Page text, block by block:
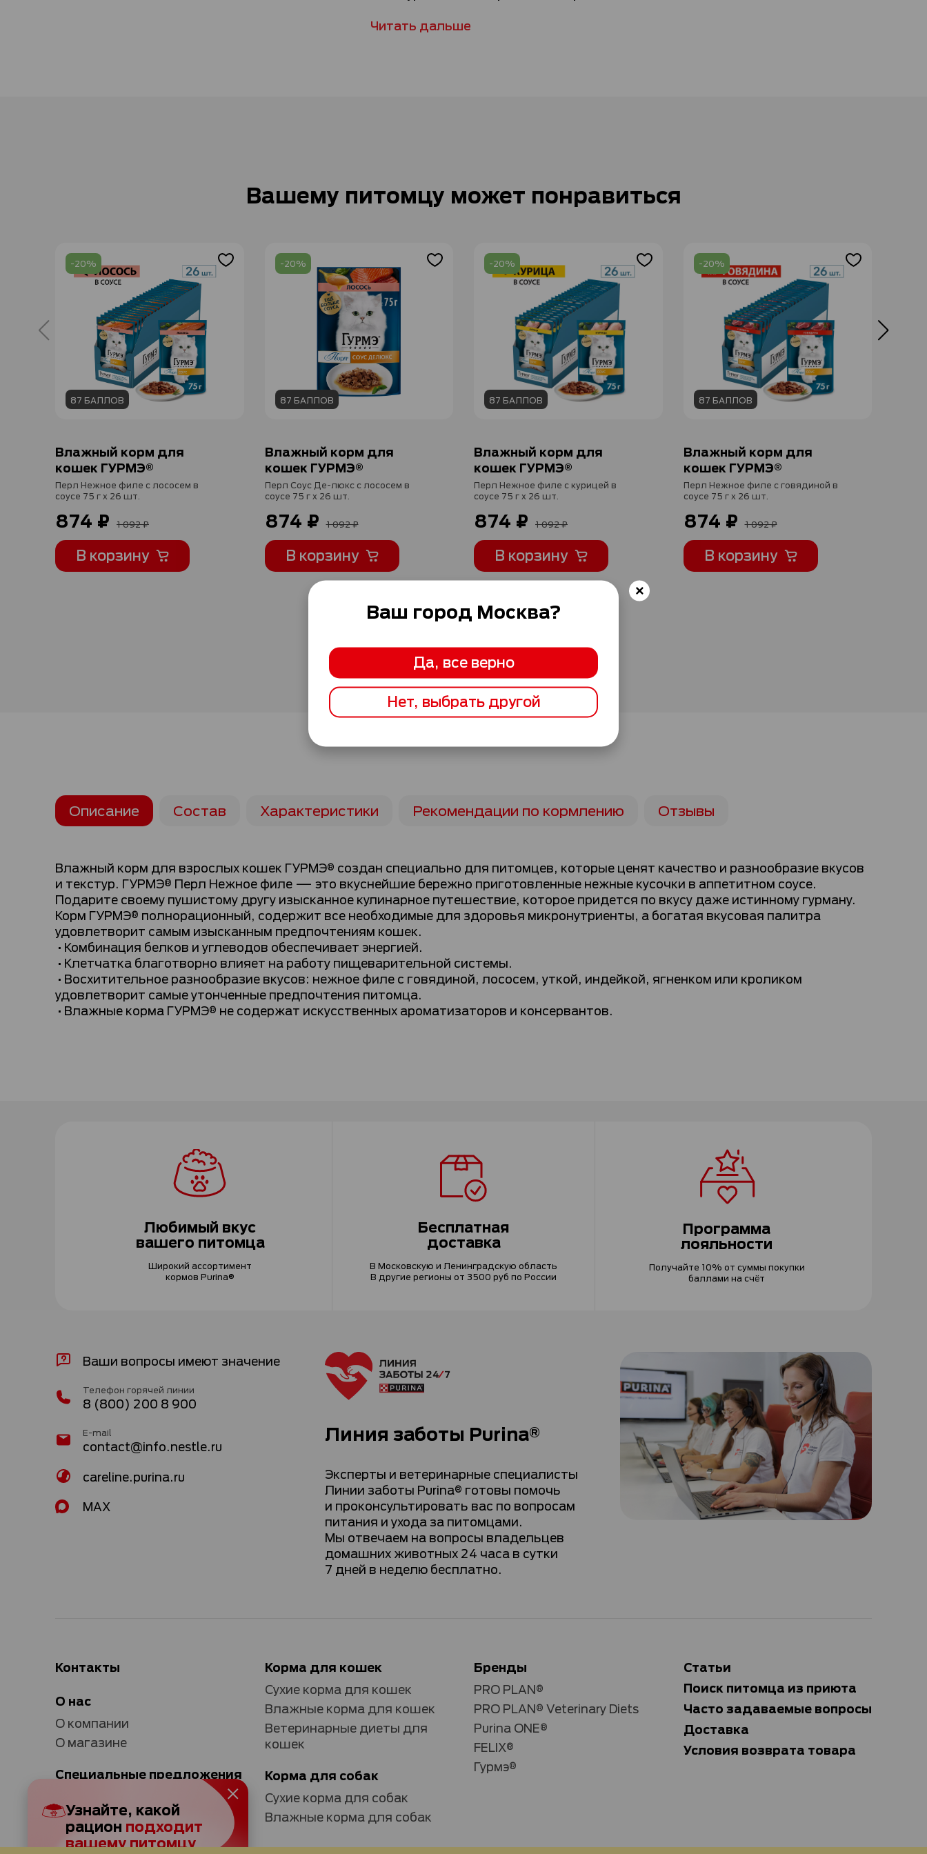
Ваш город Москва?
Да, все верно
Нет, выбрать другой
Узнайте, какой
рацион подходит
вашему питомцу
Читать дальше
Вашему питомцу может понравиться
-20%
87 БАЛЛОВ
Влажный корм для
кошек ГУРМЭ®
Перл Нежное филе с лососем в
соусе 75 г x 26 шт.
874 ₽ 1 092 ₽
В корзину
-20%
87 БАЛЛОВ
Влажный корм для
кошек ГУРМЭ®
Перл Соус Де-люкс с лососем в
соусе 75 г x 26 шт.
874 ₽ 1 092 ₽
В корзину
-20%
87 БАЛЛОВ
Влажный корм для
кошек ГУРМЭ®
Перл Нежное филе с курицей в
соусе 75 г x 26 шт.
874 ₽ 1 092 ₽
В корзину
-20%
87 БАЛЛОВ
Влажный корм для
кошек ГУРМЭ®
Перл Нежное филе с говядиной в
соусе 75 г x 26 шт.
874 ₽ 1 092 ₽
В корзину
Описание
Влажный корм для взрослых кошек ГУРМЭ® создан специально для питомцев, которые ценят качество и разнообразие вкусов
и текстур. ГУРМЭ® Перл Нежное филе — это вкуснейшие бережно приготовленные нежные кусочки в аппетитном соусе.
Подарите своему пушистому другу изысканное кулинарное путешествие, которое придется по вкусу даже истинному гурману.
Корм ГУРМЭ® полнорационный, содержит все необходимые для здоровья микронутриенты, а богатая вкусовая палитра
удовлетворит самым изысканным предпочтениям кошек.
•Комбинация белков и углеводов обеспечивает энергией.
•Клетчатка благотворно влияет на работу пищеварительной системы.
•Восхитительное разнообразие вкусов: нежное филе с говядиной, лососем, уткой, индейкой, ягненком или кроликом
удовлетворит самые утонченные предпочтения питомца.
•Влажные корма ГУРМЭ® не содержат искусственных ароматизаторов и консервантов.
Состав Характеристики Рекомендации по кормлению Отзывы
Любимый вкус
вашего питомца
Широкий ассортимент
кормов Purina®
Бесплатная
доставка
В Московскую и Ленинградскую область
В другие регионы от 3500 руб по России
Программа
лояльности
Получайте 10% от суммы покупки
баллами на счёт
Ваши вопросы имеют значение
Телефон горячей линии
8 (800) 200 8 900
E-mail
contact@info.nestle.ru
careline.purina.ru
MAX
Линия заботы Purina®
Эксперты и ветеринарные специалисты
Линии заботы Purina® готовы помочь
и проконсультировать вас по вопросам
питания и ухода за питомцами.
Мы отвечаем на вопросы владельцев
домашних животных 24 часа в сутки
7 дней в неделю бесплатно.
Контакты
О нас
О компании
О магазине
Специальные предложения
Программа лояльности
Корма для кошек
Сухие корма для кошек
Влажные корма для кошек
Ветеринарные диеты для
кошек
Корма для собак
Сухие корма для собак
Влажные корма для собак
Бренды
PRO PLAN®
PRO PLAN® Veterinary Diets
Purina ONE®
FELIX®
Гурмэ®
Статьи
Поиск питомца из приюта
Часто задаваемые вопросы
Доставка
Условия возврата товара